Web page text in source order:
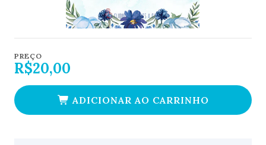
PREÇO
R$20,00
ADICIONAR AO CARRINHO